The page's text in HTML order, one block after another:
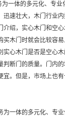
一体的多元化、专
速壮大，木门行业
绍，实心木门和空
木门时就会比较容
心木门是否是空心木
断门的质量。门内
。但是，市场上也
一体的多元化、专